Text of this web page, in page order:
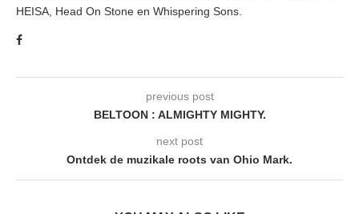
HEISA, Head On Stone en Whispering Sons.
previous post
BELTOON : ALMIGHTY MIGHTY.
next post
Ontdek de muzikale roots van Ohio Mark.